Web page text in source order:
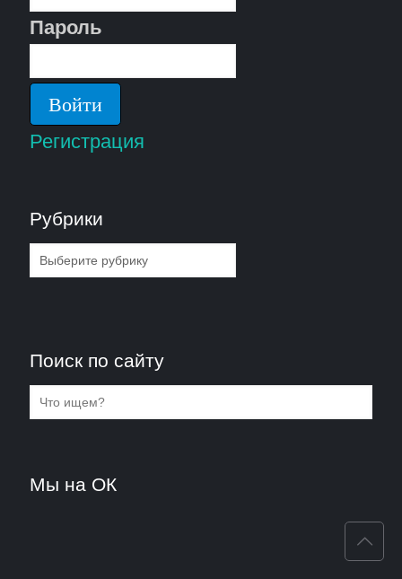
Пароль
Регистрация
Рубрики
Рубрики
Поиск по сайту
Мы на ОК